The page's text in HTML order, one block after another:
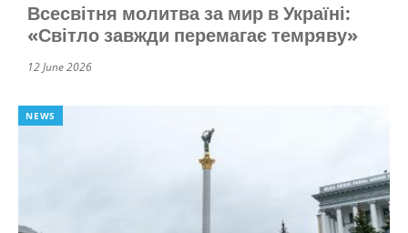
Всесвітня молитва за мир в Україні:
«Світло завжди перемагає темряву»
12 June 2026
NEWS